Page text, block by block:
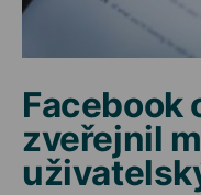
Facebook
zveřejnil